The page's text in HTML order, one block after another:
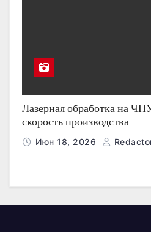
Лазерная обработка на
скорость производства
Июн 18, 2026